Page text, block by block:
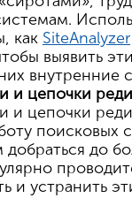
как SiteAnalyzer
выявить
внутренние
и цепочки
и цепочки
поисковых
до
и устранить